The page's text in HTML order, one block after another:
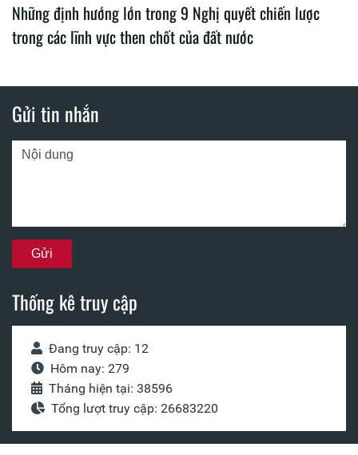
Những định hướng lớn trong 9 Nghị quyết chiến lược
trong các lĩnh vực then chốt của đất nước
Gửi tin nhắn
Thống kê truy cập
Đang truy cập: 12
Hôm nay: 279
Tháng hiện tại: 38596
Tổng lượt truy cập: 26683220